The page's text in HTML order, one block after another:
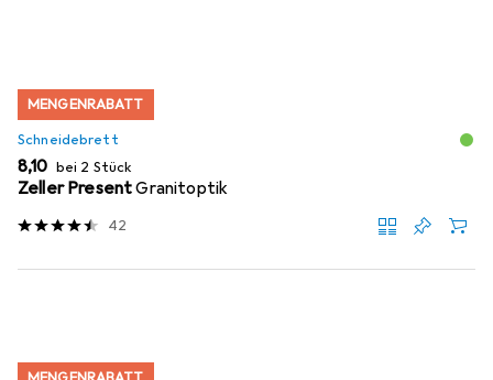
MENGENRABATT
Schneidebrett
EUR
8,10 bei 2 Stück
Zeller PresentGranitoptik
42